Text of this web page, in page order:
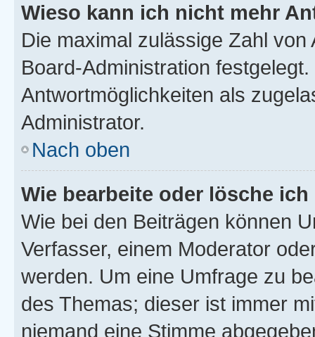
Wieso kann ich nicht mehr
Die maximal zulässige Zahl
Board-Administration
Antwortmöglichkeiten als
Administrator.
Nach oben
Wie bearbeite oder lösche
Wie bei den Beiträgen können
Verfasser, einem Moderator
werden. Um eine Umfrage zu
des Themas; dieser ist immer
niemand eine Stimme